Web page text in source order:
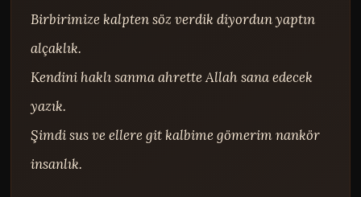
Birbirimize kalpten söz verdik diyordun yaptın
alçaklık.
Kendini haklı sanma ahrette Allah sana edecek
yazık.
Şimdi sus ve ellere git kalbime gömerim nankör
insanlık.